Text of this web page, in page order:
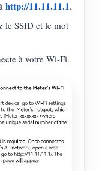
http://11.11.11.1.
le SSID et le mot
à votre Wi-Fi.